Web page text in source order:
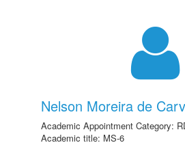
Nelson Moreira de
Academic Appointment Category:
Academic title: MS-6